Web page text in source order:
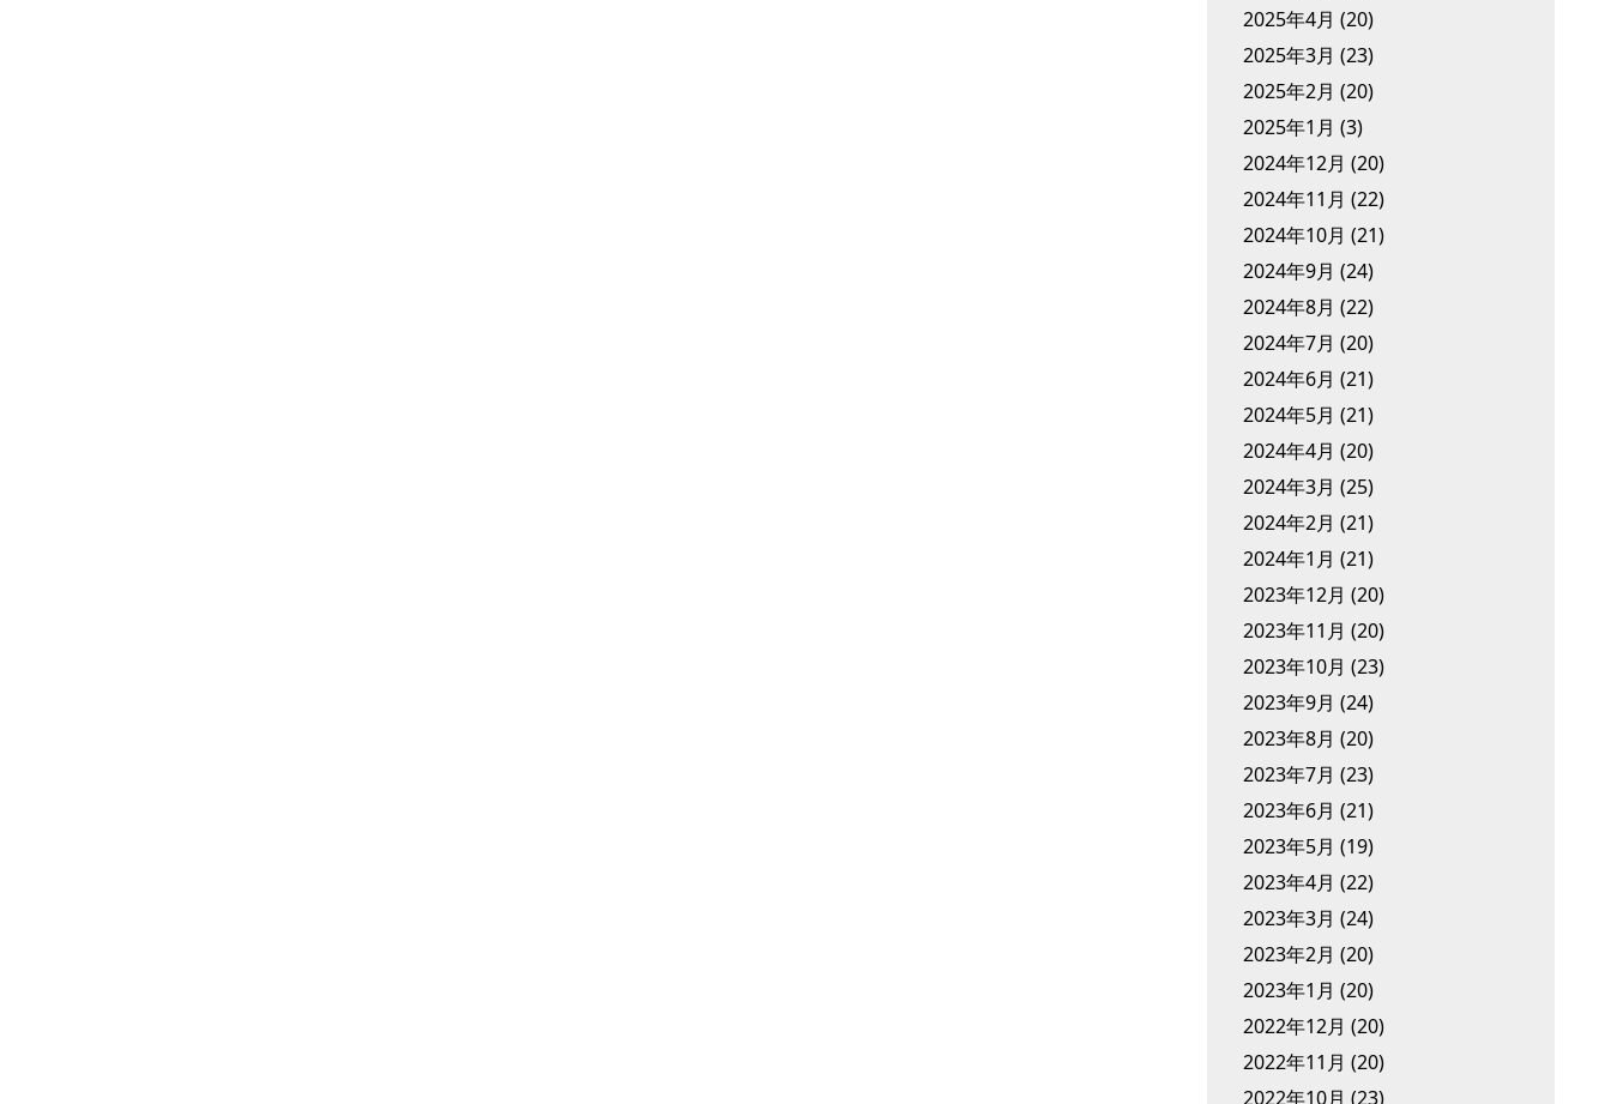
2025年4月 (20)
2025年3月 (23)
2025年2月 (20)
2025年1月 (3)
2024年12月 (20)
2024年11月 (22)
2024年10月 (21)
2024年9月 (24)
2024年8月 (22)
2024年7月 (20)
2024年6月 (21)
2024年5月 (21)
2024年4月 (20)
2024年3月 (25)
2024年2月 (21)
2024年1月 (21)
2023年12月 (20)
2023年11月 (20)
2023年10月 (23)
2023年9月 (24)
2023年8月 (20)
2023年7月 (23)
2023年6月 (21)
2023年5月 (19)
2023年4月 (22)
2023年3月 (24)
2023年2月 (20)
2023年1月 (20)
2022年12月 (20)
2022年11月 (20)
2022年10月 (23)